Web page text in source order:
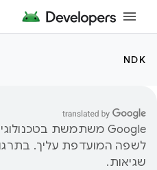
NDK
לשפה המועדפת עליך.
שגיאות.